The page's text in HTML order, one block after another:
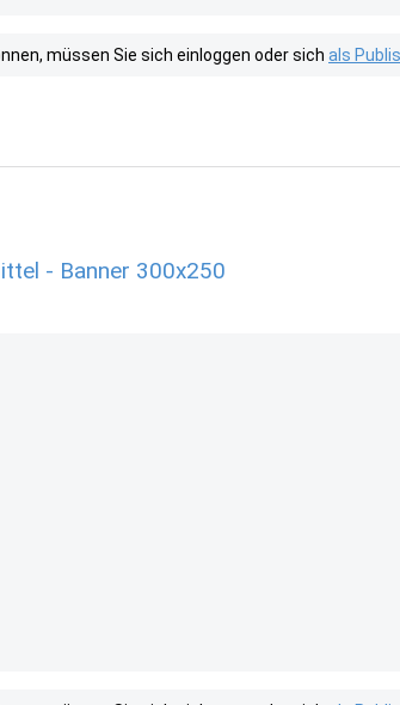
müssen Sie sich einloggen oder sich als
- Banner 300x250